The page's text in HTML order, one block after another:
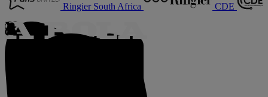
Ringier South Africa CDE